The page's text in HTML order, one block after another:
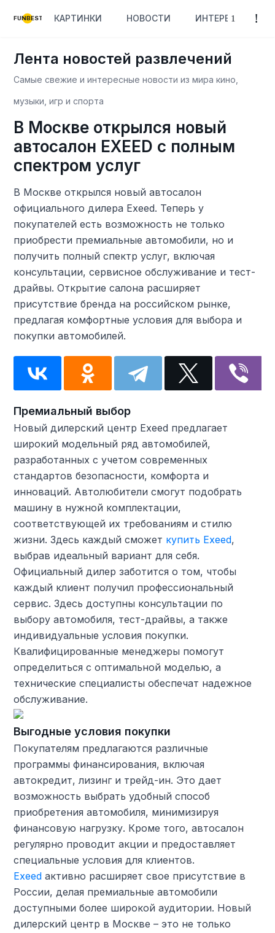
FUNBEST КАРТИНКИ НОВОСТИ ИНТЕРЕСНОЕ
Лента новостей развлечений
Самые свежие и интересные новости из мира кино,
музыки, игр и спорта
В Москве открылся новый
автосалон EXEED с полным
спектром услуг
В Москве открылся новый автосалон
официального дилера Exeed. Теперь у
покупателей есть возможность не только
приобрести премиальные автомобили, но и
получить полный спектр услуг, включая
консультации, сервисное обслуживание и тест-
драйвы. Открытие салона расширяет
присутствие бренда на российском рынке,
предлагая комфортные условия для выбора и
покупки автомобилей.
Премиальный выбор
Новый дилерский центр Exeed предлагает
широкий модельный ряд автомобилей,
разработанных с учетом современных
стандартов безопасности, комфорта и
инноваций. Автолюбители смогут подобрать
машину в нужной комплектации,
соответствующей их требованиям и стилю
жизни. Здесь каждый сможет купить Exeed,
выбрав идеальный вариант для себя.
Официальный дилер заботится о том, чтобы
каждый клиент получил профессиональный
сервис. Здесь доступны консультации по
выбору автомобиля, тест-драйвы, а также
индивидуальные условия покупки.
Квалифицированные менеджеры помогут
определиться с оптимальной моделью, а
технические специалисты обеспечат надежное
обслуживание.
Выгодные условия покупки
Покупателям предлагаются различные
программы финансирования, включая
автокредит, лизинг и трейд-ин. Это дает
возможность выбрать удобный способ
приобретения автомобиля, минимизируя
финансовую нагрузку. Кроме того, автосалон
регулярно проводит акции и предоставляет
специальные условия для клиентов.
Exeed активно расширяет свое присутствие в
России, делая премиальные автомобили
доступными более широкой аудитории. Новый
дилерский центр в Москве – это не только